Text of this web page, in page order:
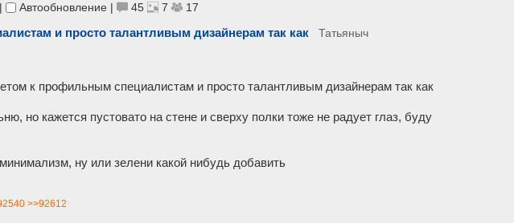
| Автообновление | 45 7 17
и просто талантливым дизайнерам так как
Татьяныч
к профильным специалистам и просто талантливым дизайнерам так как
но кажется пустовато на стене и сверху полки тоже не радует глаз, буду
ну или зелени какой нибудь добавить
>>92612